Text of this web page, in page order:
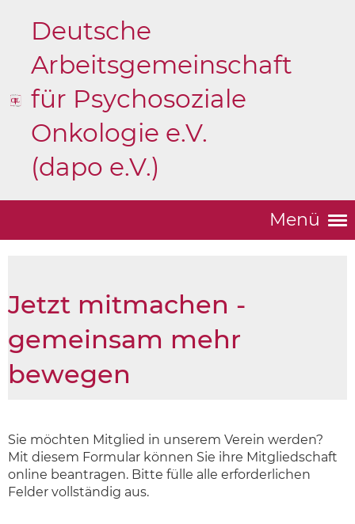
Deutsche
Arbeitsgemeinschaft
für Psychosoziale
Onkologie e.V.
(dapo e.V.)
Menü
Jetzt mitmachen -
gemeinsam mehr
bewegen
Sie möchten Mitglied in unserem Verein werden?
Mit diesem Formular können Sie ihre Mitgliedschaft
online beantragen. Bitte fülle alle erforderlichen
Felder vollständig aus.